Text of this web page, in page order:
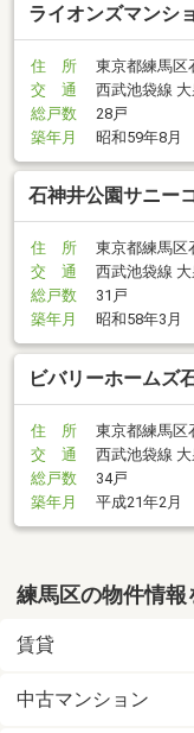
ライオンズマンシ
住 所
東京都練馬区
交 通
西武池袋線
総戸数
28戸
築年月
昭和59年8月
石神井公園サニー
住 所
東京都練馬区
交 通
西武池袋線
総戸数
31戸
築年月
昭和58年3月
ビバリーホームズ
住 所
東京都練馬区
交 通
西武池袋線
総戸数
34戸
築年月
平成21年2月
練馬区の物件情報
賃貸
中古マンション